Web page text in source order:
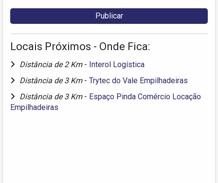
Locais Próximos - Onde Fica:
Distância de 2 Km - Interol Logística
Distância de 3 Km - Trytec do Vale Empilhadeiras
Distância de 3 Km - Espaço Pinda Comércio Locação
Empilhadeiras